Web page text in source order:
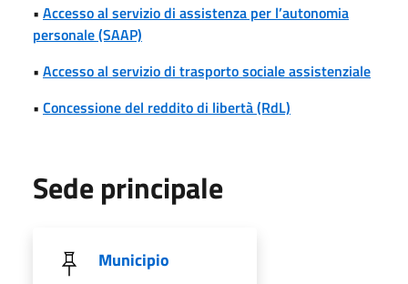
• Accesso al servizio di assistenza per l’autonomia
personale (SAAP)
• Accesso al servizio di trasporto sociale assistenziale
• Concessione del reddito di libertà (RdL)
Sede principale
Municipio